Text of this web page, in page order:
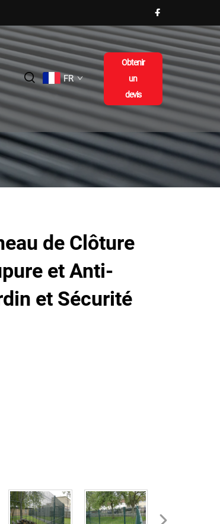
FR
Obtenir
un
devis
de Clôture
et Anti-
et Sécurité